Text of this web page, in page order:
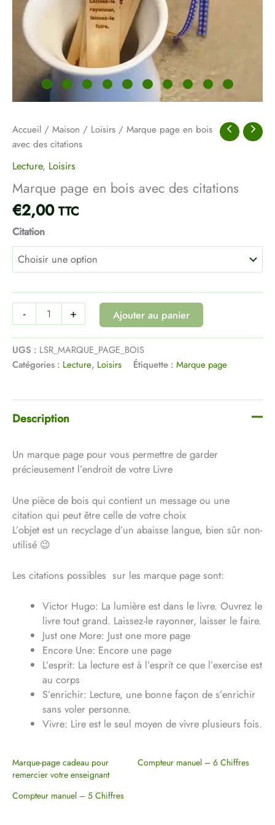
Accueil / Maison / Loisirs / Marque page en bois
avec des citations
Lecture, Loisirs
Marque page en bois avec des citations
€2,00 TTC
Citation
- + Ajouter au panier
UGS : LSR_MARQUE_PAGE_BOIS
Catégories : Lecture, Loisirs Étiquette : Marque page
Description
Un marque page pour vous permettre de garder
précieusement l’endroit de votre Livre
Une pièce de bois qui contient un message ou une
citation qui peut être celle de votre choix
L’objet est un recyclage d’un abaisse langue, bien sûr non-
utilisé 😉
Les citations possibles sur les marque page sont:
Victor Hugo: La lumière est dans le livre. Ouvrez le
livre tout grand. Laissez-le rayonner, laisser le faire.
Just one More: Just one more page
Encore Une: Encore une page
L’esprit: La lecture est à l’esprit ce que l’exercise est
au corps
S’enrichir: Lecture, une bonne façon de s’enrichir
sans voler personne.
Vivre: Lire est le seul moyen de vivre plusieurs fois.
Marque-page cadeau pour
remercier votre enseignant
Compteur manuel – 6 Chiffres
Compteur manuel – 5 Chiffres